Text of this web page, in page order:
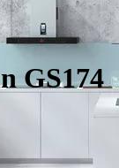
GS174